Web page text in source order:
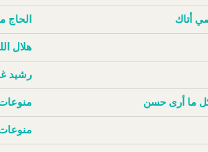
أتاك الحاج
هلال
رشيد
كل ما أرى حسن